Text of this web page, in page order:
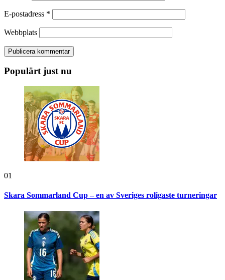
E-postadress *
Webbplats
Populärt just nu
01
Skara Sommarland Cup – en av Sveriges roligaste turneringar